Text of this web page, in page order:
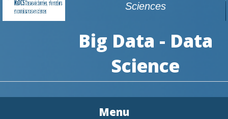
Sciences
Big Data - Data
Science
Menu